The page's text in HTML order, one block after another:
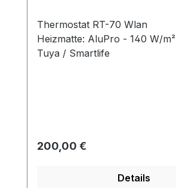
Thermostat RT-70 Wlan
Heizmatte: AluPro - 140 W/m²
Tuya / Smartlife
Regulärer Preis:
200,00 €
Details